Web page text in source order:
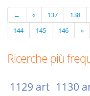
← « 137 138
144
145 146 »
Ricerche più
1129 art 1130